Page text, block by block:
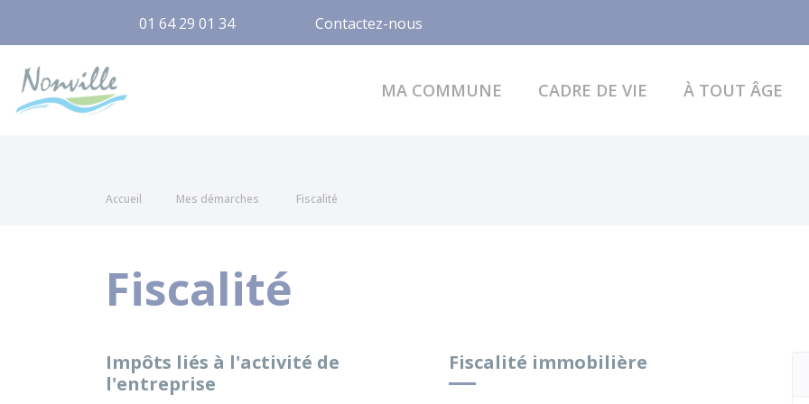
01 64 29 01 34 Contactez-nous
MA COMMUNE CADRE DE VIE À TOUT ÂGE
Accueil Mes démarches Fiscalité
Fiscalité
Impôts liés à l'activité de
l'entreprise
Fiscalité immobilière